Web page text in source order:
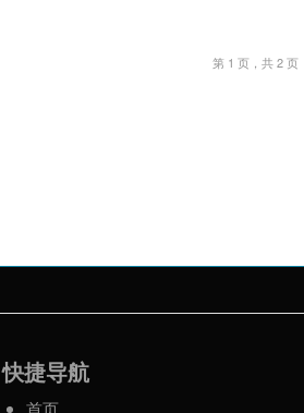
第 1 页，共 2 页
快捷导航
首页